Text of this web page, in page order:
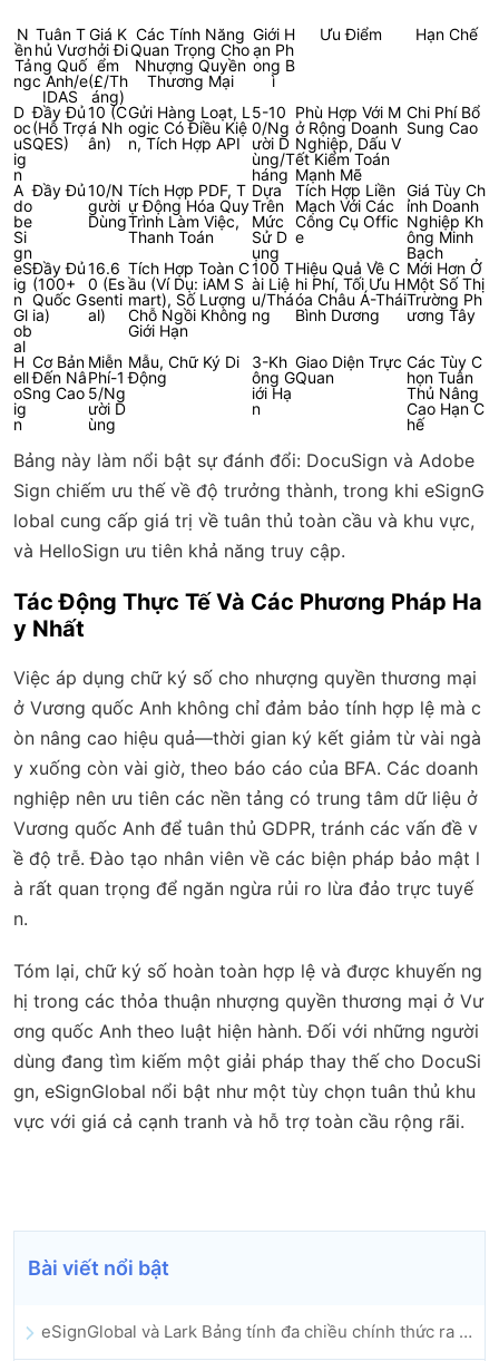
N
ền
Tả
ng
Tuân T
hủ Vươ
ng Quố
c Anh/e
IDAS
Giá K
hởi Đi
ểm
(£/Th
áng)
Các Tính Năng
Quan Trọng Cho
Nhượng Quyền
Thương Mại
Giới H
ạn Ph
ong B
ì
Ưu Điểm Hạn Chế
D
oc
uS
ig
n
Đầy Đủ
(Hỗ Trợ
QES)
10 (C
á Nh
ân)
Gửi Hàng Loạt, L
ogic Có Điều Kiệ
n, Tích Hợp API
5-10
0/Ng
ười D
ùng/T
háng
Phù Hợp Với M
ở Rộng Doanh
Nghiệp, Dấu V
ết Kiểm Toán
Mạnh Mẽ
Chi Phí Bổ
Sung Cao
A
do
be
Si
gn
Đầy Đủ10/N
gười
Dùng
Tích Hợp PDF, T
ự Động Hóa Quy
Trình Làm Việc,
Thanh Toán
Dựa
Trên
Mức
Sử D
ụng
Tích Hợp Liền
Mạch Với Các
Công Cụ Offic
e
Giá Tùy Ch
ỉnh Doanh
Nghiệp Kh
ông Minh
Bạch
eS
ig
n
Gl
ob
al
Đầy Đủ
(100+
Quốc G
ia)
16.6
0 (Es
senti
al)
Tích Hợp Toàn C
ầu (Ví Dụ: iAM S
mart), Số Lượng
Chỗ Ngồi Không
Giới Hạn
100 T
ài Liệ
u/Thá
ng
Hiệu Quả Về C
hi Phí, Tối Ưu H
óa Châu Á-Thái
Bình Dương
Mới Hơn Ở
Một Số Thị
Trường Ph
ương Tây
H
ell
oS
ig
n
Cơ Bản
Đến Nâ
ng Cao
Miễn
Phí-1
5/Ng
ười D
ùng
Mẫu, Chữ Ký Di
Động
3-Kh
ông G
iới Hạ
n
Giao Diện Trực
Quan
Các Tùy C
họn Tuân
Thủ Nâng
Cao Hạn C
hế
Bảng này làm nổi bật sự đánh đổi: DocuSign và Adobe
Sign chiếm ưu thế về độ trưởng thành, trong khi eSignG
lobal cung cấp giá trị về tuân thủ toàn cầu và khu vực,
và HelloSign ưu tiên khả năng truy cập.
Tác Động Thực Tế Và Các Phương Pháp Ha
y Nhất
Việc áp dụng chữ ký số cho nhượng quyền thương mại
ở Vương quốc Anh không chỉ đảm bảo tính hợp lệ mà c
òn nâng cao hiệu quả—thời gian ký kết giảm từ vài ngà
y xuống còn vài giờ, theo báo cáo của BFA. Các doanh
nghiệp nên ưu tiên các nền tảng có trung tâm dữ liệu ở
Vương quốc Anh để tuân thủ GDPR, tránh các vấn đề v
ề độ trễ. Đào tạo nhân viên về các biện pháp bảo mật l
à rất quan trọng để ngăn ngừa rủi ro lừa đảo trực tuyế
n.
Tóm lại, chữ ký số hoàn toàn hợp lệ và được khuyến ng
hị trong các thỏa thuận nhượng quyền thương mại ở Vư
ơng quốc Anh theo luật hiện hành. Đối với những người
dùng đang tìm kiếm một giải pháp thay thế cho DocuSi
gn, eSignGlobal nổi bật như một tùy chọn tuân thủ khu
vực với giá cả cạnh tranh và hỗ trợ toàn cầu rộng rãi.
Bài viết nổi bật
eSignGlobal và Lark Bảng tính đa chiều chính thức ra mắt: Tự động hóa toàn bộ quy trình ký kết và lưu trữ hợp đồng điện tử